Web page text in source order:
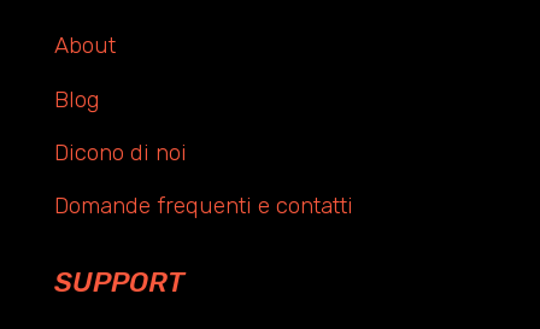
About
Blog
Dicono di noi
Domande frequenti e contatti
SUPPORT